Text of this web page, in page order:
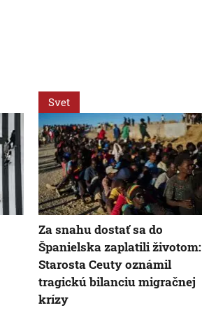
Svet
Za snahu dostať sa do
Španielska zaplatili životom:
Starosta Ceuty oznámil
tragickú bilanciu migračnej
krízy